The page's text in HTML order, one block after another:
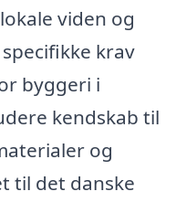
viden og
krav
byggeri i
kendskab til
og
til det danske